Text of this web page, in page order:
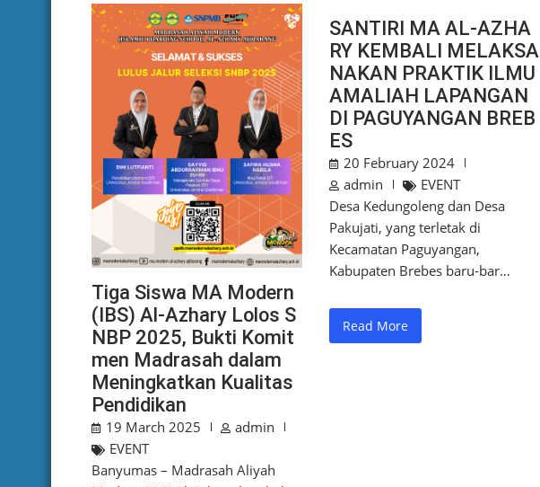
Tiga Siswa MA Modern
(IBS) Al-Azhary Lolos S
NBP 2025, Bukti Komit
men Madrasah dalam
Meningkatkan Kualitas
Pendidikan
19 March 2025
admin
EVENT
Banyumas – Madrasah Aliyah
SANTIRI MA AL-AZHA
RY KEMBALI MELAKSA
NAKAN PRAKTIK ILMU
AMALIAH LAPANGAN
DI PAGUYANGAN BREB
ES
20 February 2024
admin
EVENT
Desa Kedungoleng dan Desa
Pakujati, yang terletak di
Kecamatan Paguyangan,
Kabupaten Brebes baru-bar…
Read More